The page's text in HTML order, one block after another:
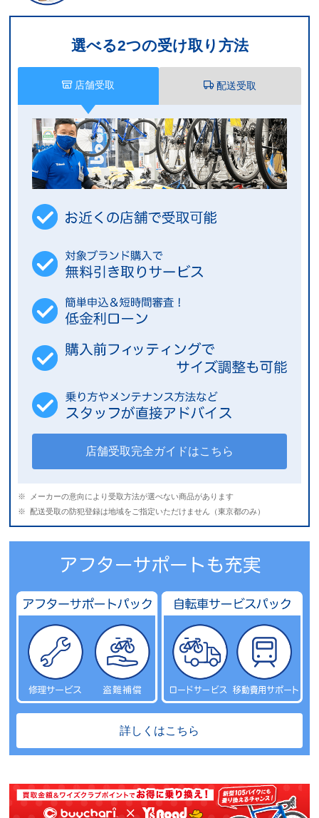
選べる2つの受け取り方法
店舗受取 配送受取
店舗受取完全ガイドはこちら
メーカーの意向により受取方法が選べない商品があります
配送受取の防犯登録は地域をご指定いただけません（東京都のみ）
詳しくはこちら